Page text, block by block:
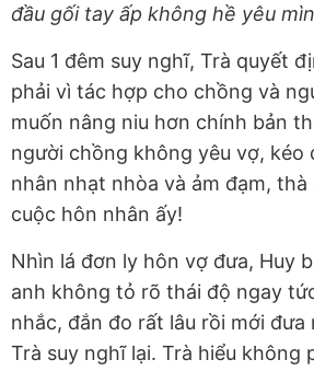
đầu gối tay ấp không hề yêu
Sau 1 đêm suy nghĩ, Trà quyết
phải vì tác hợp cho chồng và
muốn nâng niu hơn chính bản
người chồng không yêu vợ, kéo
nhân nhạt nhòa và ảm đạm,
cuộc hôn nhân ấy!
Nhìn lá đơn ly hôn vợ đưa, Huy
anh không tỏ rõ thái độ ngay
nhắc, đắn đo rất lâu rồi mới đưa
Trà suy nghĩ lại. Trà hiểu không